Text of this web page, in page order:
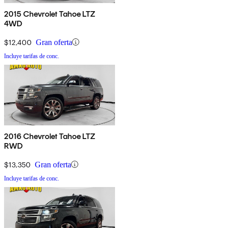
2015 Chevrolet Tahoe LTZ
4WD
$12,400 Gran oferta
Incluye tarifas de conc.
2016 Chevrolet Tahoe LTZ
RWD
$13,350 Gran oferta
Incluye tarifas de conc.